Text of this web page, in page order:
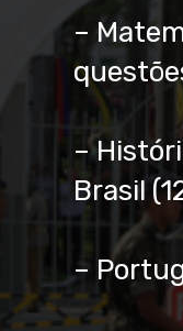
–
–
Brasil
–